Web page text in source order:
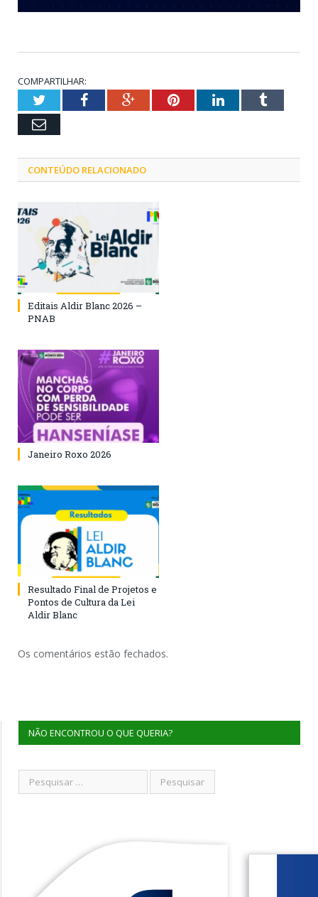
COMPARTILHAR:
TwitterFacebookGoogle+PinterestLinkedInTumblr
Email
CONTEÚDO RELACIONADO
Editais Aldir Blanc 2026 –
PNAB
Janeiro Roxo 2026
Resultado Final de Projetos e
Pontos de Cultura da Lei
Aldir Blanc
Os comentários estão fechados.
NÃO ENCONTROU O QUE QUERIA?